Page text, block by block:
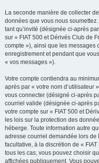
La seconde manière de collecter
données que vous nous
tant qu’invité (désignée ci-après
sur « FIAT 500 et Dérivés Club de
compte »), ainsi que les messages
enregistrement et pendant que
« vos messages »).
Votre compte contiendra au
après par « votre nom d’utilisateur
vous connecter (désigné ci-après
courriel valide (désignée ci-après
votre compte sur « FIAT 500 et
les lois sur la protection des
héberge. Toute information autre
adresse courriel demandée lors de
facultative, à la discrétion de «
tous les cas, vous pouvez choisir
affichées publiquement. Vous